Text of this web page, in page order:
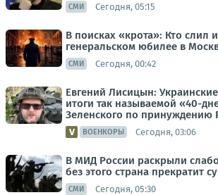
СМИ Сегодня, 05:15
В поисках «крота»: Кто
генеральском юбилее в
СМИ Сегодня, 00:42
Евгений Лисицын:
итоги так называемой «40-
Зеленского по принуждению
ВОЕНКОРЫ Сегодня, 03:06
В МИД России раскрыли
без этого страна прекратит
СМИ Сегодня, 05:30